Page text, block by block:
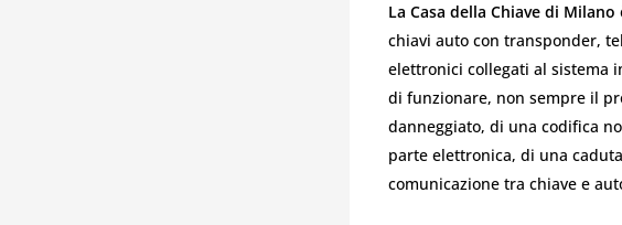
La Casa della Chiave di Milano
chiavi auto con transponder,
elettronici collegati al sistema
di funzionare, non sempre il
danneggiato, di una codifica
parte elettronica, di una
comunicazione tra chiave e